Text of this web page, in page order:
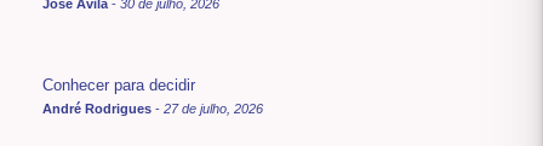
José Ávila - 30 de julho, 2026
Conhecer para decidir
André Rodrigues - 27 de julho, 2026